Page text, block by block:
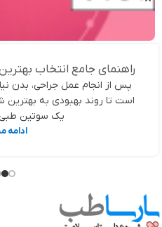
راهنمای جامع انتخاب
پس از انجام عمل جراحی، بدن
است تا روند بهبودی به
یک سوتین
ادامه